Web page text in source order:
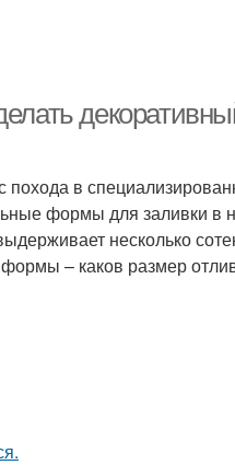
похода в
формы для заливки в
несколько
– каков размер